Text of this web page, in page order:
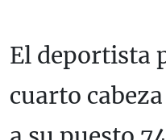
El deportista
cuarto